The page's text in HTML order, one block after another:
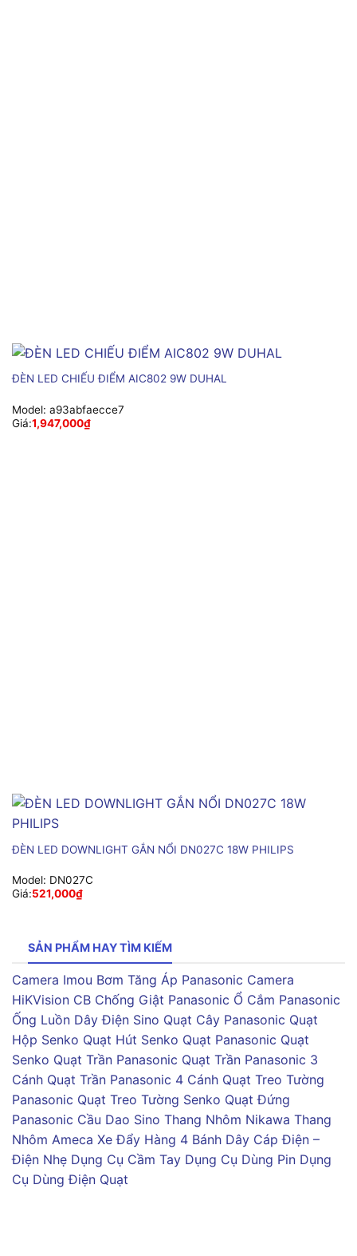
ĐÈN LED CHIẾU ĐIỂM AIC802 9W DUHAL
Model: a93abfaecce7
Giá:1,947,000₫
ĐÈN LED DOWNLIGHT GẮN NỔI DN027C 18W PHILIPS
Model: DN027C
Giá:521,000₫
SẢN PHẨM HAY TÌM KIẾM
Camera Imou Bơm Tăng Áp Panasonic Camera
HiKVision CB Chống Giật Panasonic Ổ Cắm Panasonic
Ống Luồn Dây Điện Sino Quạt Cây Panasonic Quạt
Hộp Senko Quạt Hút Senko Quạt Panasonic Quạt
Senko Quạt Trần Panasonic Quạt Trần Panasonic 3
Cánh Quạt Trần Panasonic 4 Cánh Quạt Treo Tường
Panasonic Quạt Treo Tường Senko Quạt Đứng
Panasonic Cầu Dao Sino Thang Nhôm Nikawa Thang
Nhôm Ameca Xe Đẩy Hàng 4 Bánh Dây Cáp Điện –
Điện Nhẹ Dụng Cụ Cầm Tay Dụng Cụ Dùng Pin Dụng
Cụ Dùng Điện Quạt